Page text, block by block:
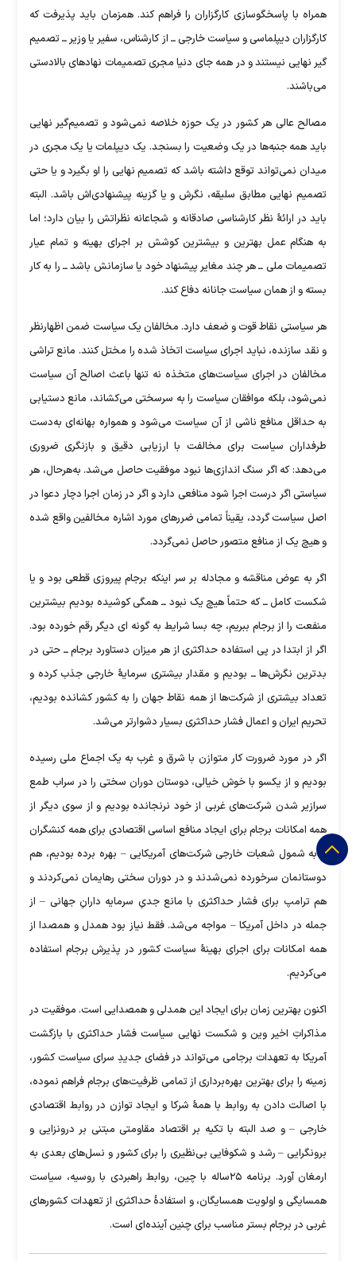
همراه با پاسخگوسازی کارگزاران را فراهم کند. همزمان باید پذیرفت که
کارگزاران دیپلماسی و سیاست خارجی ــ از کارشناس، سفیر یا وزیر ــ تصمیم
گیر نهایی نیستند و در همه جای دنیا مجری تصمیمات نهادهای بالادستی
می‌باشند.
مصالح عالی هر کشور در یک حوزه خلاصه نمی‌شود و تصمیم‌گیر نهایی
باید همه جنبه‌ها در یک وضعیت را بسنجد. یک دیپلمات یا یک مجری در
میدان نمی‌تواند توقع داشته باشد که تصمیم نهایی را او بگیرد و یا حتی
تصمیم نهایی مطابق سلیقه، نگرش و یا گزینه پیشنهادی‌اش باشد. البته
باید در ارائۀ نظر کارشناسی صادقانه و شجاعانه نظراتش را بیان دارد؛ اما
به هنگام عمل بهترین و بیشترین کوشش بر اجرای بهینه و تمام عیار
تصمیمات ملی ــ هر چند مغایر پیشنهاد خود یا سازمانش باشد ــ را به کار
بسته و از همان سیاست جانانه دفاع کند.
هر سیاستی نقاط قوت و ضعف دارد. مخالفان یک سیاست ضمن اظهارنظر
و نقد سازنده، نباید اجرای سیاست اتخاذ شده را مختل کنند. مانع تراشی
مخالفان در اجرای سیاست‌های متخذه نه تنها باعث اصالح آن سیاست
نمی‌شود، بلکه موافقان سیاست را به سرسختی می‌کشاند، مانع دستیابی
به حداقل منافع ناشی از آن سیاست می‌شود و همواره بهانه‌ای به‌دست
طرفداران سیاست برای مخالفت با ارزیابی دقیق و بازنگری ضروری
می‌دهد: که اگر سنگ اندازی‌ها نبود موفقیت حاصل‌ می‌شد. به‌هرحال، هر
سیاستی اگر درست اجرا شود منافعی دارد و اگر در زمان اجرا دچار دعوا در
اصل سیاست گردد، یقیناً تمامی ضررهای مورد اشاره مخالفین واقع شده
و هیچ یک از منافع متصور حاصل نمی‌گردد.
اگر به عوض مناقشه و مجادله بر سر اینکه برجام پیروزی قطعی بود و یا
شکست کامل ــ که حتماً هیچ یک نبود ــ همگی کوشیده بودیم بیشترین
منفعت را از برجام ببریم، چه بسا شرایط به گونه ای دیگر رقم خورده بود.
اگر از ابتدا در پی استفاده حداکثری از هر میزان دستاورد برجام ــ حتی در
بدترین نگرش‌ها ــ بودیم و مقدار بیشتری سرمایۀ خارجی جذب کرده و
تعداد بیشتری از شرکت‌ها از همه نقاط جهان را به کشور کشانده بودیم،
تحریم ایران و اعمال فشار حداکثری بسیار دشوارتر می‌شد.
اگر در مورد ضرورت کار متوازن با شرق و غرب به یک اجماع ملی رسیده
بودیم و از یکسو با خوش خیالی، دوستان دوران سختی را در سراب طمع
سرازیر شدن شرکت‌های غربی از خود نرنجانده بودیم و از سوی دیگر از
همه امکانات برجام برای ایجاد منافع اساسی اقتصادی برای همه کنشگران
– به شمول شعبات خارجی شرکت‌های آمریکایی – بهره برده بودیم، هم
دوستانمان سرخورده نمی‌شدند و در دوران سختی رهایمان نمی‌کردند و
هم ترامپ برای فشار حداکثری با مانع جدیِ سرمایه دارانِ جهانی – از
جمله در داخل آمریکا – مواجه می‌شد. فقط نیاز بود همدل و همصدا از
همه امکانات برای اجرای بهینۀ سیاست کشور در پذیرش برجام استفاده
می‌کردیم.
اکنون بهترین زمان برای ایجاد این همدلی و همصدایی است. موفقیت در
مذاکراتِ اخیر وین و شکست نهایی سیاست فشار حداکثری با بازگشت
آمریکا به تعهدات برجامی می‌تواند در فضای جدیدِ سرای سیاست کشور،
زمینه را برای بهترین بهره‌برداری از تمامی ظرفیت‌های برجام فراهم نموده،
با اصالت دادن به روابط با همۀ شرکا و ایجاد توازن در روابط اقتصادی
خارجی – و صد البته با تکیه بر اقتصاد مقاومتی مبتنی بر درونزایی و
برونگرایی – رشد و شکوفایی بی‌نظیری را برای کشور و نسل‌های بعدی به
ارمغان آورد. برنامه ۲۵ساله با چین، روابط راهبردی با روسیه، سیاست
همسایگی و اولویت همسایگان، و استفادۀ حداکثری از تعهدات کشورهای
غربی در برجام بستر مناسب برای چنین آینده‌ای است.